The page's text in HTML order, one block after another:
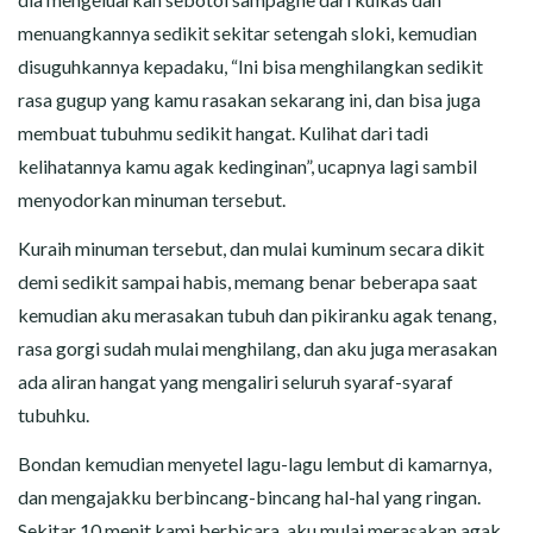
menuangkannya sedikit sekitar setengah sloki, kemudian
disuguhkannya kepadaku, “Ini bisa menghilangkan sedikit
rasa gugup yang kamu rasakan sekarang ini, dan bisa juga
membuat tubuhmu sedikit hangat. Kulihat dari tadi
kelihatannya kamu agak kedinginan”, ucapnya lagi sambil
menyodorkan minuman tersebut.
Kuraih minuman tersebut, dan mulai kuminum secara dikit
demi sedikit sampai habis, memang benar beberapa saat
kemudian aku merasakan tubuh dan pikiranku agak tenang,
rasa gorgi sudah mulai menghilang, dan aku juga merasakan
ada aliran hangat yang mengaliri seluruh syaraf-syaraf
tubuhku.
Bondan kemudian menyetel lagu-lagu lembut di kamarnya,
dan mengajakku berbincang-bincang hal-hal yang ringan.